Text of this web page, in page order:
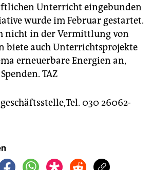
Unterricht eingebunden
wurde im Februar gestartet.
nicht in der Vermittlung von
biete auch Unterrichtsprojekte
erneuerbare Energien an,
TAZ
030 26062-